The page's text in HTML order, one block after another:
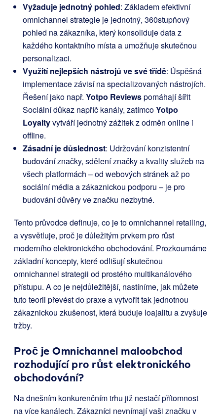
Vyžaduje jednotný pohled: Základem efektivní
omnichannel strategie je jednotný, 360stupňový
pohled na zákazníka, který konsoliduje data z
každého kontaktního místa a umožňuje skutečnou
personalizaci.
Využití nejlepších nástrojů ve své třídě: Úspěšná
implementace závisí na specializovaných nástrojích.
Řešení jako např. Yotpo Reviewspomáhají šířit
Sociální důkaz napříč kanály, zatímcoYotpo
Loyaltyvytváří jednotný zážitek z odměn online i
offline.
Zásadní je důslednost: Udržování konzistentní
budování značky, sdělení značky a kvality služeb na
všech platformách – od webových stránek až po
sociální média a zákaznickou podporu – je pro
budování důvěry ve značku nezbytné.
Tento průvodce definuje, co je to omnichannel retailing,
a vysvětluje, proč je důležitým prvkem pro růst
moderního elektronického obchodování. Prozkoumáme
základní koncepty, které odlišují skutečnou
omnichannel strategii od prostého multikanálového
přístupu. A co je nejdůležitější, nastíníme, jak můžete
tuto teorii převést do praxe a vytvořit tak jednotnou
zákaznickou zkušenost, která buduje loajalitu a zvyšuje
tržby.
Proč je Omnichannel maloobchod
rozhodující pro růst elektronického
obchodování?
Na dnešním konkurenčním trhu již nestačí přítomnost
na více kanálech. Zákazníci nevnímají vaši značku v